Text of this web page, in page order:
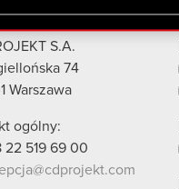
S.A.
74
Warszawa
ogólny:
22 519 69 00